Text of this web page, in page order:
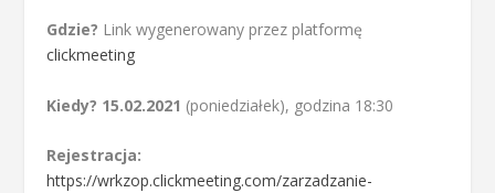
Gdzie? Link wygenerowany przez platformę
clickmeeting
Kiedy? 15.02.2021 (poniedziałek), godzina 18:30
Rejestracja:
https://wrkzop.clickmeeting.com/zarzadzanie-